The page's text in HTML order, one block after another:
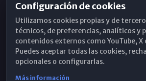
Horarios de Misa
Hemeroteca
WhatsApp
Configuración de cookies
Utilizamos cookies propias y de
técnicos, de preferencias, analíticos y
contenidos externos como YouTube,
Puedes aceptar todas las cookies,
opcionales o configurarlas.
Más información